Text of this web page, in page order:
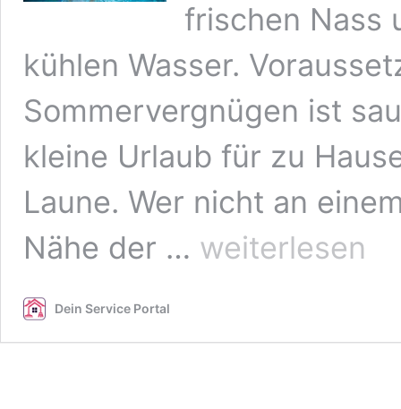
frischen Nass
kühlen Wasser.
Sommervergnügen ist
kleine Urlaub für zu
Laune. Wer nicht an
Nähe der …
im
Wasser
weiterlesen
Dein Service Portal